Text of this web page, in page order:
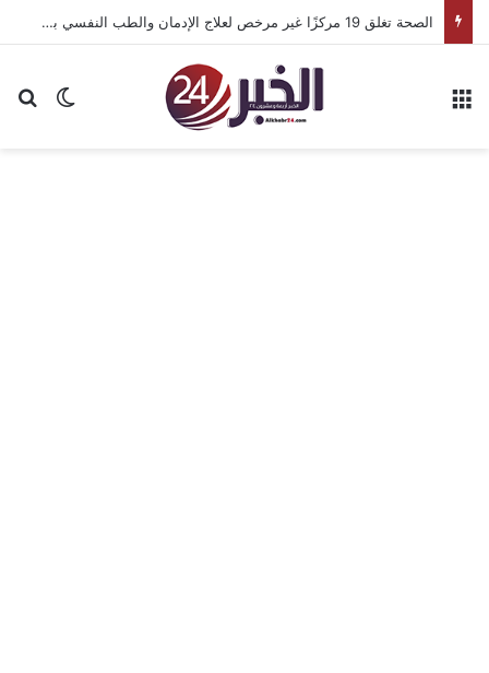
الصحة تغلق 19 مركزًا غير مرخص لعلاج الإدمان والطب النفسي بالمقطم
الوضع